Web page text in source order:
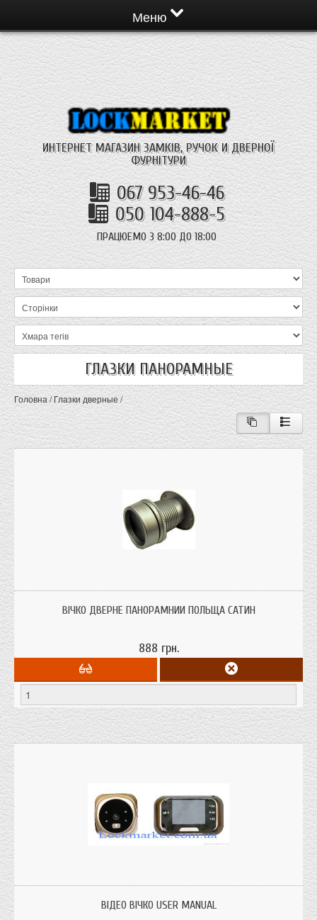
Меню
ИНТЕРНЕТ МАГАЗИН ЗАМКІВ, РУЧОК И ДВЕРНОЇ
ФУРНІТУРИ
067 953-46-46
050 104-888-5
ПРАЦЮЕМО З 8:00 ДО 18:00
ГЛАЗКИ ПАНОРАМНЫЕ
Головна/Глазки дверные/
ВІЧКО ДВЕРНЕ ПАНОРАМНИЙ ПОЛЬЩА САТИН
888 грн.
фото камерою. відмінна альтернатива панорамні вічка.
ВІДЕО ВІЧКО USER MANUAL